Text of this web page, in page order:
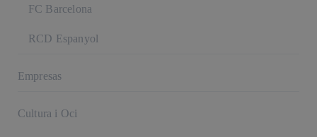
FC Barcelona
RCD Espanyol
Empresas
Cultura i Oci